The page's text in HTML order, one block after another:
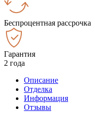
Беспроцентная рассрочка
Гарантия
2 года
Описание
Отделка
Информация
Отзывы